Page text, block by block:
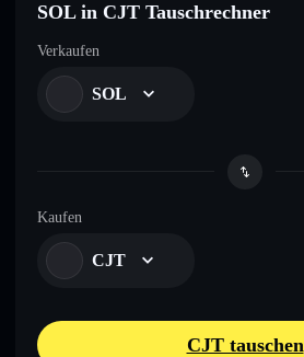
SOL in CJT Tauschrechner
Verkaufen
SOL
Kaufen
CJT
CJT tauschen